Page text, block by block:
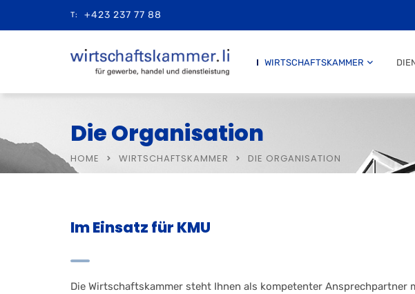
T: +423 237 77 88
WIRTSCHAFTSKAMMER
Die Organisation
HOME WIRTSCHAFTSKAMMER DIE ORGANISATION
Im Einsatz für KMU
Die Wirtschaftskammer steht Ihnen als kompetenter Ansprechpartner